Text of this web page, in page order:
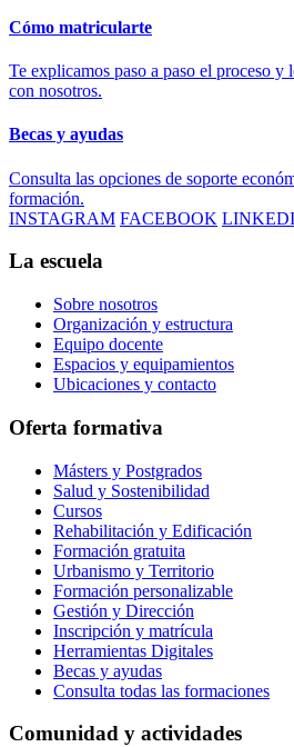
Cómo matricularte
Te explicamos paso a paso el proceso y
con nosotros.
Becas y ayudas
Consulta las opciones de soporte
formación.
INSTAGRAM FACEBOOK
La escuela
Sobre nosotros
Organización y estructura
Equipo docente
Espacios y equipamientos
Ubicaciones y contacto
Oferta formativa
Másters y Postgrados
Salud y Sostenibilidad
Cursos
Rehabilitación y Edificación
Formación gratuita
Urbanismo y Territorio
Formación personalizable
Gestión y Dirección
Inscripción y matrícula
Herramientas Digitales
Becas y ayudas
Consulta todas las formaciones
Comunidad y actividades